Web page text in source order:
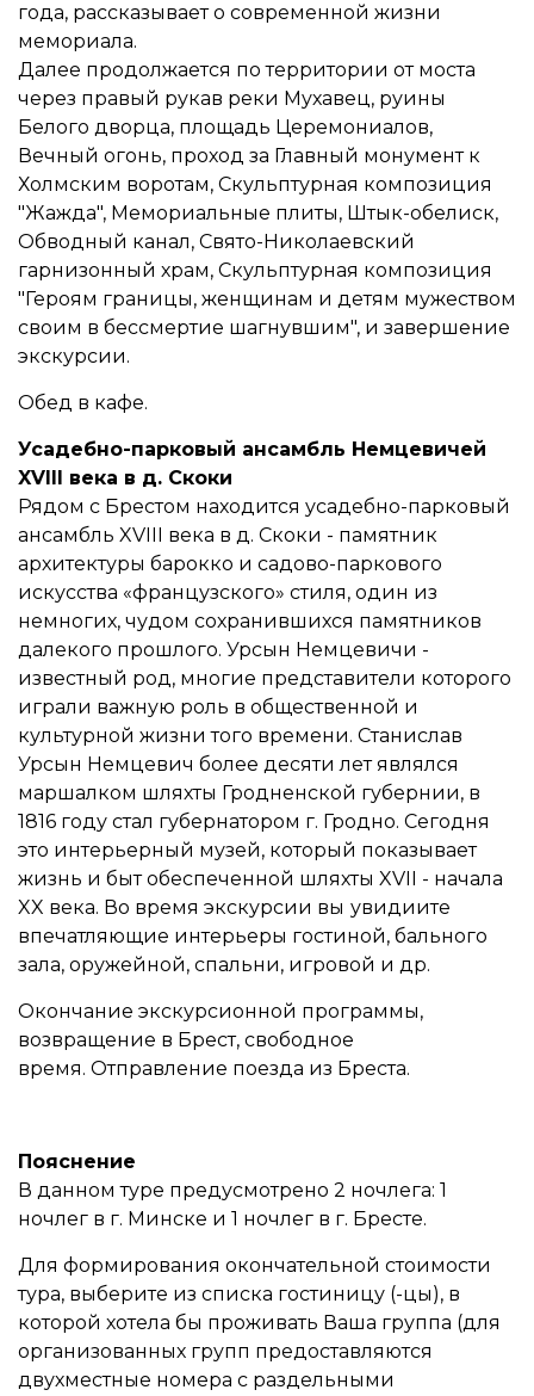
года, рассказывает о современной жизни
мемориала.
Далее продолжается по территории от моста
через правый рукав реки Мухавец, руины
Белого дворца, площадь Церемониалов,
Вечный огонь, проход за Главный монумент к
Холмским воротам, Скульптурная композиция
"Жажда", Мемориальные плиты, Штык-обелиск,
Обводный канал, Свято-Николаевский
гарнизонный храм, Скульптурная композиция
"Героям границы, женщинам и детям мужеством
своим в бессмертие шагнувшим", и завершение
экскурсии.
Обед в кафе.
Усадебно-парковый ансамбль Немцевичей
XVIII века в д. Скоки
Рядом с Брестом находится усадебно-парковый
ансамбль XVIII века в д. Скоки - памятник
архитектуры барокко и садово-паркового
искусства «французского» стиля, один из
немногих, чудом сохранившихся памятников
далекого прошлого. Урсын Немцевичи -
известный род, многие представители которого
играли важную роль в общественной и
культурной жизни того времени. Станислав
Урсын Немцевич более десяти лет являлся
маршалком шляхты Гродненской губернии, в
1816 году стал губернатором г. Гродно. Сегодня
это интерьерный музей, который показывает
жизнь и быт обеспеченной шляхты XVII - начала
XX века. Во время экскурсии вы увидиите
впечатляющие интерьеры гостиной, бального
зала, оружейной, спальни, игровой и др.
Окончание экскурсионной программы,
возвращение в Брест, свободное
время. Отправление поезда из Бреста.
Пояснение
В данном туре предусмотрено 2 ночлега: 1
ночлег в г. Минске и 1 ночлег в г. Бресте.
Для формирования окончательной стоимости
тура, выберите из списка гостиницу (-цы), в
которой хотела бы проживать Ваша группа (для
организованных групп предоставляются
двухместные номера с раздельными